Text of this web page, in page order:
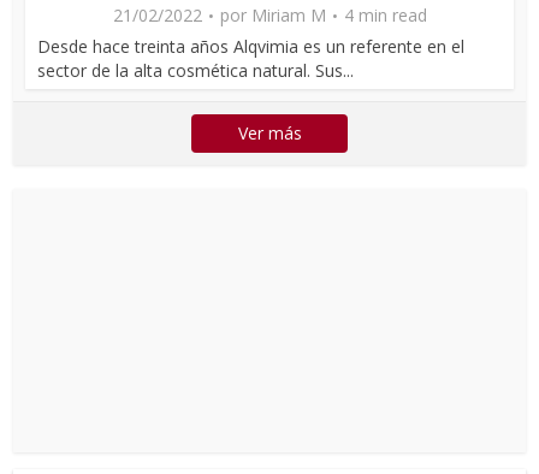
21/02/2022 por Miriam M
4 min read
Desde hace treinta años Alqvimia es un referente en el
sector de la alta cosmética natural. Sus...
Ver más